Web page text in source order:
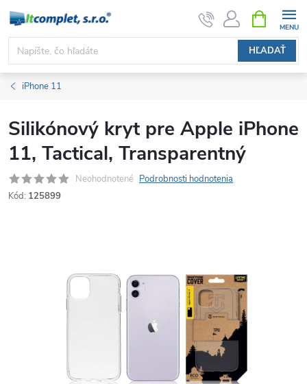
Prejsť
obsah
HĽADAŤ
KOŠÍK
iPhone 11
Silikónový kryt pre Apple iPhone
11, Tactical, Transparentný
Neohodnotené Podrobnosti hodnotenia
Kód: 125899